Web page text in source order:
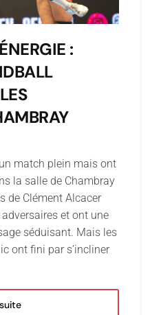
:
match plein mais ont
la salle de Chambray
de Clément Alcacer
et ont une
séduisant. Mais les
ont fini par s’incliner